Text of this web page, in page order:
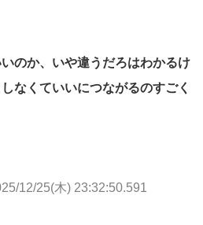
のか、いや違うだろはわかるけ
なくていいにつながるのすごく
12/25(木) 23:32:50.591